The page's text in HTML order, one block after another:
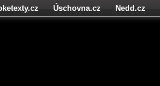
Úschovna.cz
Nedd.cz